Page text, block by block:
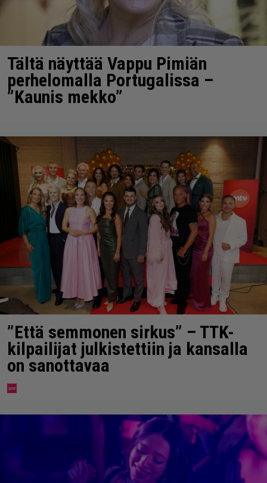
Tältä näyttää Vappu Pimiän
perhelomalla Portugalissa –
”Kaunis mekko”
”Että semmonen sirkus” – TTK-
kilpailijat julkistettiin ja kansalla
on sanottavaa